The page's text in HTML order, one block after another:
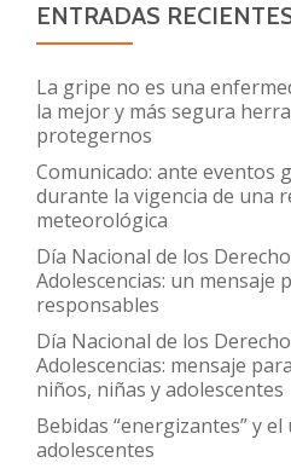
ENTRADAS
La gripe no es una
la mejor y más segura
protegernos
Comunicado: ante eventos
durante la vigencia de una
meteorológica
Día Nacional de los
Adolescencias: un mensaje
responsables
Día Nacional de los
Adolescencias: mensaje
niños, niñas y adolescentes
Bebidas “energizantes” y
adolescentes